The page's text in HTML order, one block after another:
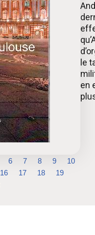
le
en
6 7 8 9
10
16 17 18
19